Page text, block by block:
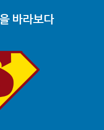
바라보다